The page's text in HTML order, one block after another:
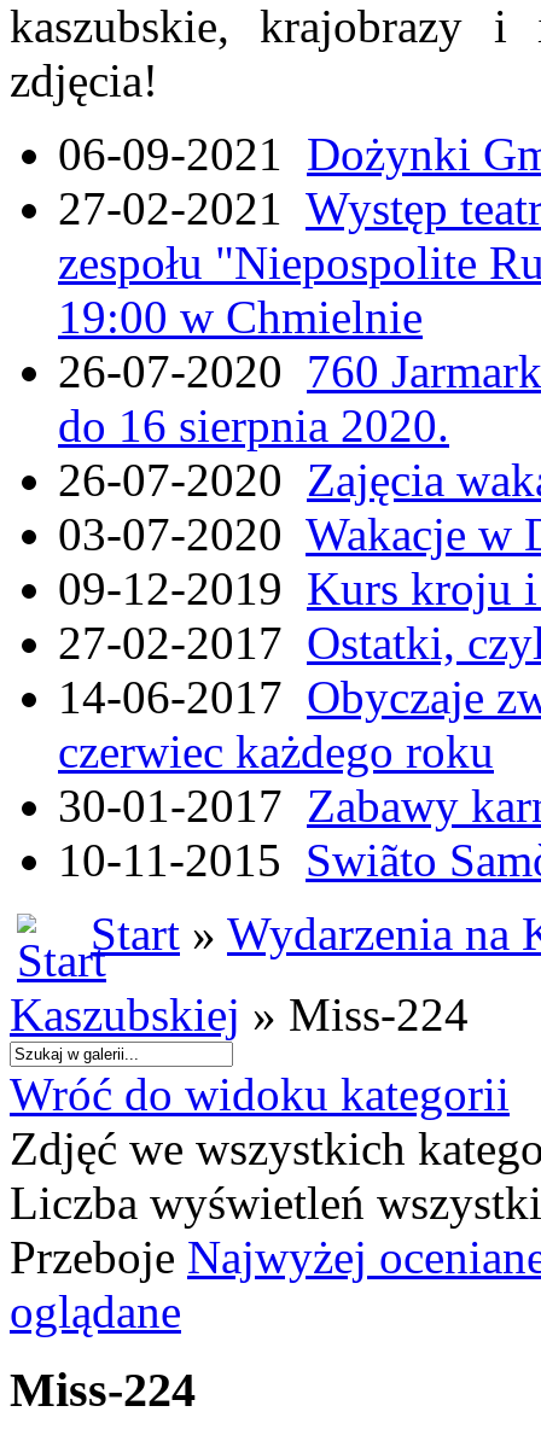
kaszubskie, krajobrazy
zdjęcia!
06-09-2021 Dożynki
27-02-2021 Występ
zespołu "Niepospolite
19:00 w Chmielnie
26-07-2020 760
do 16 sierpnia 2020.
26-07-2020 Zajęcia
03-07-2020 Wakacje w
09-12-2019 Kurs kroju i
27-02-2017 Ostatki,
14-06-2017 Obyczaje
czerwiec każdego roku
30-01-2017 Zabawy
10-11-2015 Swiãto
Start » Wydarzenia na
Kaszubskiej » Miss-224
Wróć do widoku kategorii
Zdjęć we wszystkich
Liczba wyświetleń
Przeboje Najwyżej
oglądane
Miss-224